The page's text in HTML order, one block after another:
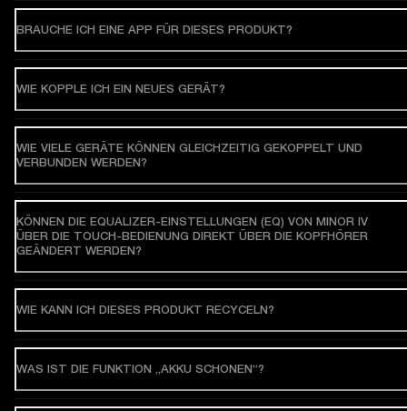
BRAUCHE ICH EINE APP FÜR DIESES PRODUKT?
WIE KOPPLE ICH EIN NEUES GERÄT?
WIE VIELE GERÄTE KÖNNEN GLEICHZEITIG GEKOPPELT UND
VERBUNDEN WERDEN?
KÖNNEN DIE EQUALIZER-EINSTELLUNGEN (EQ) VON MINOR IV
ÜBER DIE TOUCH-BEDIENUNG DIREKT ÜBER DIE KOPFHÖRER
GEÄNDERT WERDEN?
WIE KANN ICH DIESES PRODUKT RECYCELN?
WAS IST DIE FUNKTION „AKKU SCHONEN“?